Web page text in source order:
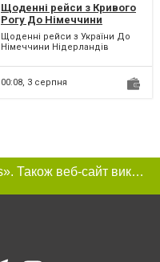
Щоденні рейси з Кривого
Рогу До Німеччини
Нідерландів Бельгії
Швейцарії
Щоденні рейси з України До
Німеччини Нідерландів
пересадок! Проїжджаємо...
00:08, 3 серпня
Цей сайт використовує «cookies». Також веб-сайт використовує інтернет-сервіс для збору технічних даних стосовно відвідувачів з метою отримання маркетингової та статистичної інформації. Умови обробки даних відвідувачів сайту див.